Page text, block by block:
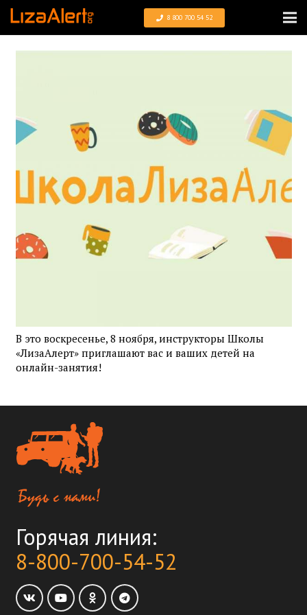
8 800 700 54 52
В это воскресенье, 8 ноября, инструкторы Школы
«ЛизаАлерт» приглашают вас и ваших детей на
онлайн-занятия!
Горячая линия:
8-800-700-54-52